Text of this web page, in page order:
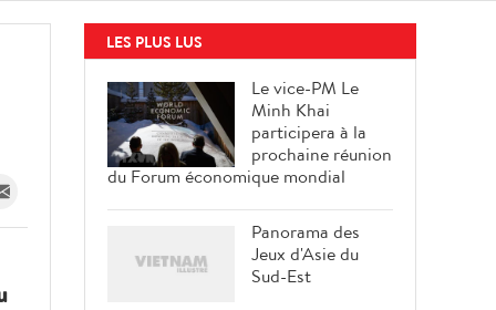
LES PLUS LUS
Le vice-PM Le
Minh Khai
participera à la
prochaine réunion
du Forum économique mondial
Panorama des
Jeux d'Asie du
Sud-Est